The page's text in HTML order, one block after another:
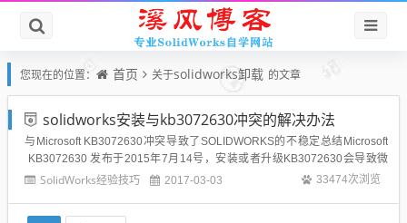
您现在的位置： 首页 关于solidworks卸载 的文章
solidworks安装与kb3072630冲突的解决办法
与Microsoft KB3072630冲突导致了SOLIDWORKS的不稳定总结Microsoft
KB3072630 发布于2015年7月14号，安装或者升级KB3072630会导致微
软与SOLIDWORKS冲突，最终引起SOLIDWORKS的不稳定。微软的更新
SolidWorks经验技巧 2017-03-03 33474次浏览